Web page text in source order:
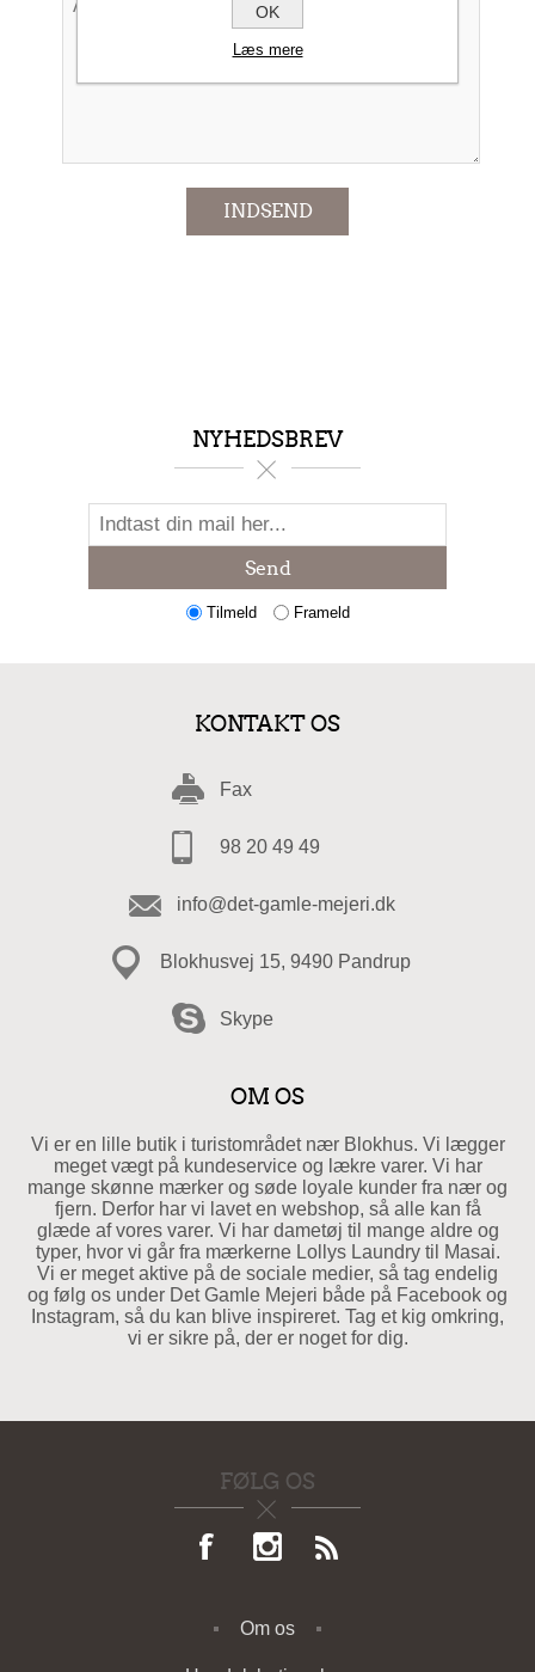
INDSEND
NYHEDSBREV
Send
Tilmeld Frameld
KONTAKT OS
Fax
98 20 49 49
info@det-gamle-mejeri.dk
Blokhusvej 15, 9490 Pandrup
Skype
OM OS
Vi er en lille butik i turistområdet nær Blokhus. Vi lægger
meget vægt på kundeservice og lækre varer. Vi har
mange skønne mærker og søde loyale kunder fra nær og
fjern. Derfor har vi lavet en webshop, så alle kan få
glæde af vores varer. Vi har dametøj til mange aldre og
typer, hvor vi går fra mærkerne Lollys Laundry til Masai.
Vi er meget aktive på de sociale medier, så tag endelig
og følg os under Det Gamle Mejeri både på Facebook og
Instagram, så du kan blive inspireret. Tag et kig omkring,
vi er sikre på, der er noget for dig.
FØLG OS
Om os
OK
Læs mere